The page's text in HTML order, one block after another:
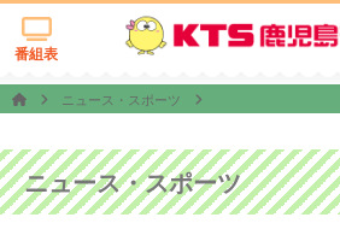
番組表
ニュース・スポーツ
ニュース・スポーツ